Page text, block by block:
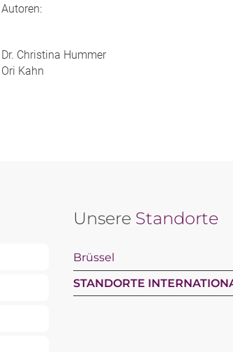
Autoren:
Dr. Christina Hummer
Ori Kahn
Unsere Standorte
Brüssel
STANDORTE